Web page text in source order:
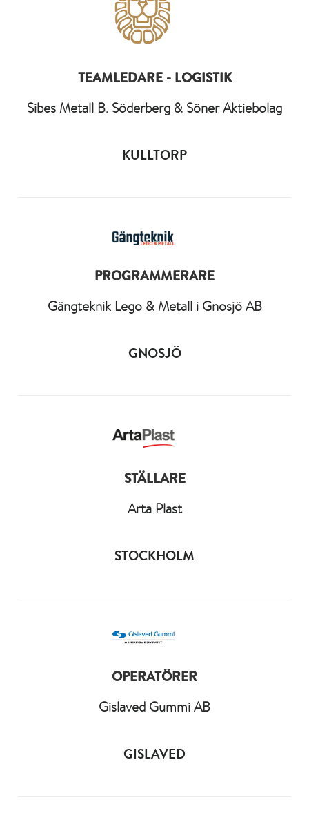
TEAMLEDARE - LOGISTIK
Sibes Metall B. Söderberg & Söner Aktiebolag
KULLTORP
PROGRAMMERARE
Gängteknik Lego & Metall i Gnosjö AB
GNOSJÖ
STÄLLARE
Arta Plast
STOCKHOLM
OPERATÖRER
Gislaved Gummi AB
GISLAVED